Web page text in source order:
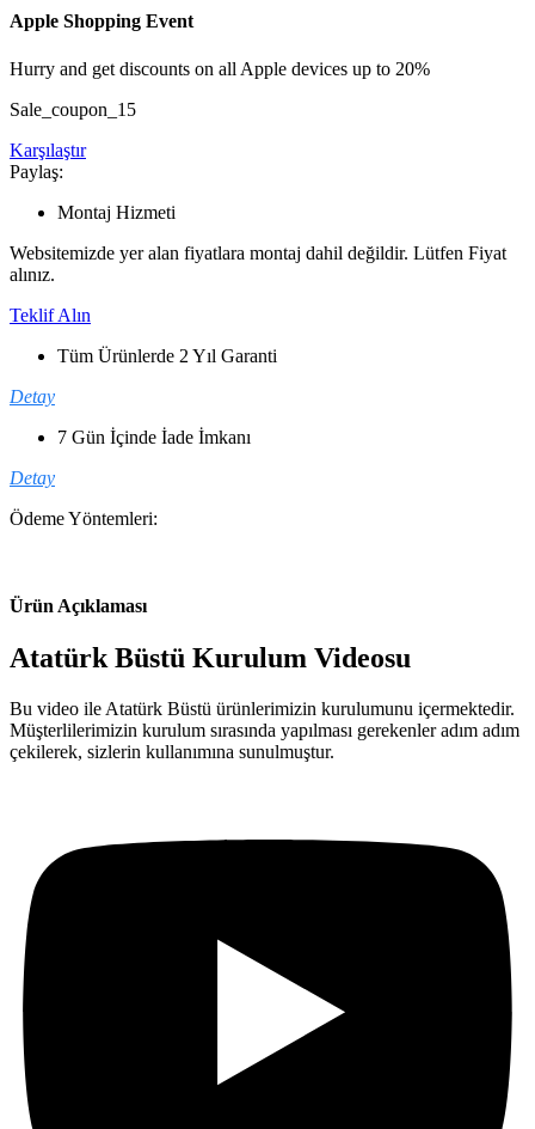
Apple Shopping Event
Hurry and get discounts on all Apple devices up to 20%
Sale_coupon_15
Karşılaştır
Paylaş:
Montaj Hizmeti
Websitemizde yer alan fiyatlara montaj dahil değildir. Lütfen Fiyat
alınız.
Teklif Alın
Tüm Ürünlerde 2 Yıl Garanti
Detay
7 Gün İçinde İade İmkanı
Detay
Ödeme Yöntemleri:
Ürün Açıklaması
Atatürk Büstü Kurulum Videosu
Bu video ile Atatürk Büstü ürünlerimizin kurulumunu içermektedir.
Müşterlilerimizin kurulum sırasında yapılması gerekenler adım adım
çekilerek, sizlerin kullanımına sunulmuştur.